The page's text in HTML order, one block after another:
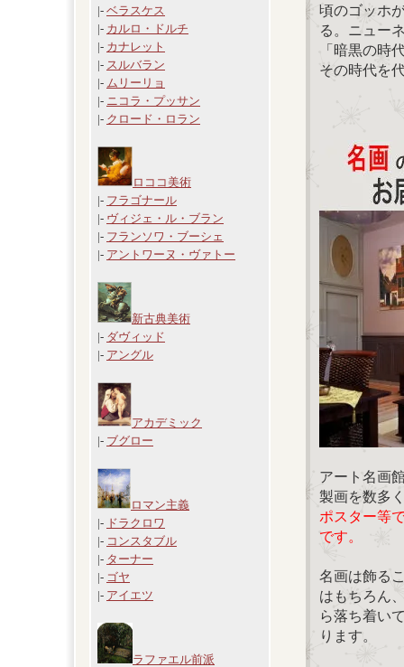
|- ベラスケス
|- カルロ・ドルチ
|- カナレット
|- スルバラン
|- ムリーリョ
|- ニコラ・プッサン
|- クロード・ロラン
ロココ美術
|- フラゴナール
|- ヴィジェ・ル・ブラン
|- フランソワ・ブーシェ
|- アントワーヌ・ヴァトー
新古典美術
|- ダヴィッド
|- アングル
アカデミック
|- ブグロー
ロマン主義
|- ドラクロワ
|- コンスタブル
|- ターナー
|- ゴヤ
|- アイエツ
ラファエル前派
頃のゴッホ
る。ニュー
「暗黒の時
その時代を
アート名画
製画を数多
ポスター等
です。
名画は飾る
はもちろん
ら落ち着い
ります。